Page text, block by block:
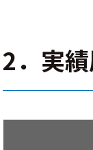
2．実